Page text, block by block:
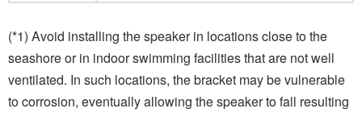
(*1) Avoid installing the speaker in locations close to the
seashore or in indoor swimming facilities that are not well
ventilated. In such locations, the bracket may be vulnerable
to corrosion, eventually allowing the speaker to fall resulting